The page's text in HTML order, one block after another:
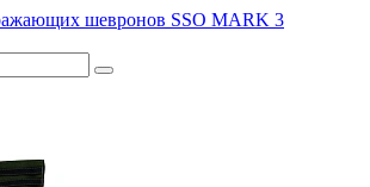
шевронов SSO MARK 3